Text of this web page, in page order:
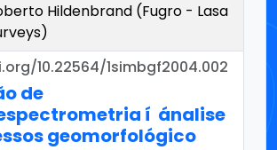
Hildenbrand (Fugro - Lasa
10.22564/1simbgf2004.002
de
í ánalise
geomorfológico